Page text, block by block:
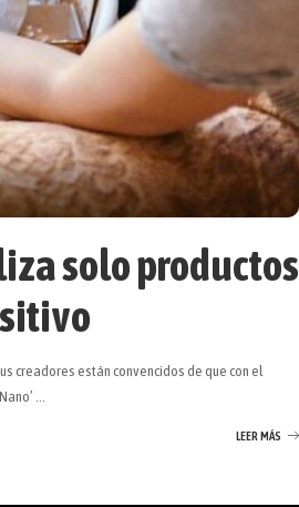
solo productos
creadores están convencidos de que con el
LEER MÁS